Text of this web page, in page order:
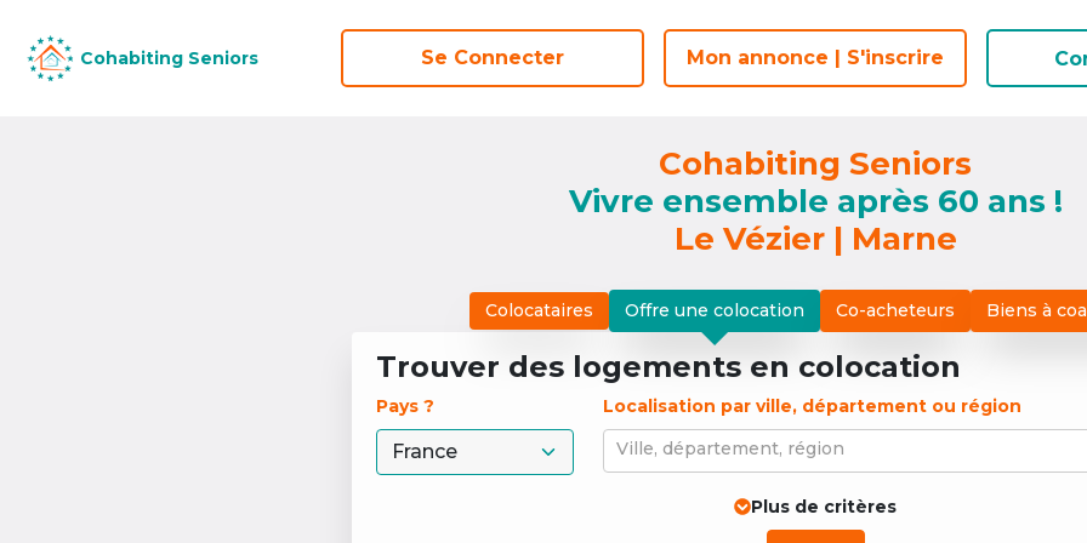
Cohabiting Seniors Se Connecter Mon annonce | S'inscrire
Cohabiting Seniors Se Connecter Mon annonce | S'inscrire
Cohabiting Seniors
Vivre ensemble après 60 ans !
Le Vézier | Marne
Colocataires Offre une colocation Co-acheteurs Biens à
Trouver des logements en colocation
Pays ?
Localisation par ville, département ou région
Ville, département, région
Plus de critères